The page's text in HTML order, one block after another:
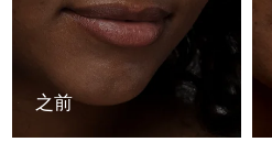
之前
FOREO APP
哈薩克
科威特
拉脫維亞